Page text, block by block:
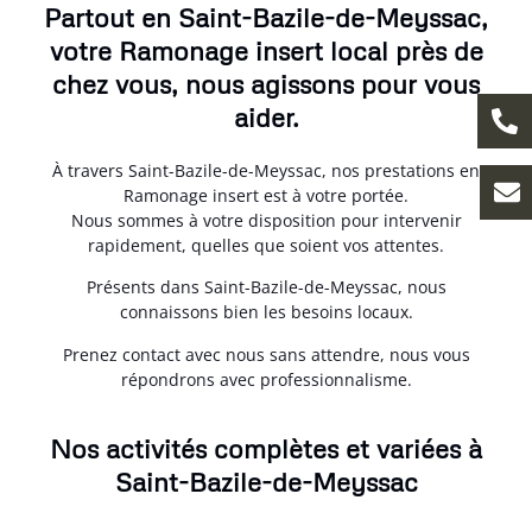
Partout en Saint-Bazile-de-Meyssac,
votre Ramonage insert local près de
chez vous, nous agissons pour vous
aider.
À travers Saint-Bazile-de-Meyssac, nos prestations en
Ramonage insert est à votre portée.
Nous sommes à votre disposition pour intervenir
rapidement, quelles que soient vos attentes.
Présents dans Saint-Bazile-de-Meyssac, nous
connaissons bien les besoins locaux.
Prenez contact avec nous sans attendre, nous vous
répondrons avec professionnalisme.
Nos activités complètes et variées à
Saint-Bazile-de-Meyssac